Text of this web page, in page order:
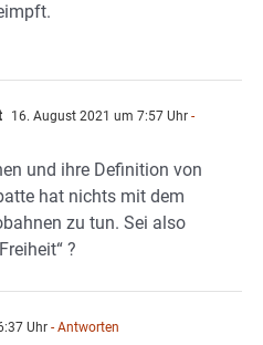
16. August 2021 um 7:57 Uhr -
und ihre Definition von
hat nichts mit dem
zu tun. Sei also
?
Uhr - Antworten